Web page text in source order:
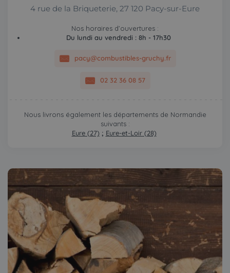
4 rue de la Briqueterie, 27 120 Pacy-sur-Eure
Nos horaires d’ouvertures :
Du lundi au vendredi : 8h - 17h30
pacy@combustibles-gruchy.fr
02 32 36 08 57
Nous livrons également les départements de Normandie
suivants :
Eure (27) ; Eure-et-Loir (28)